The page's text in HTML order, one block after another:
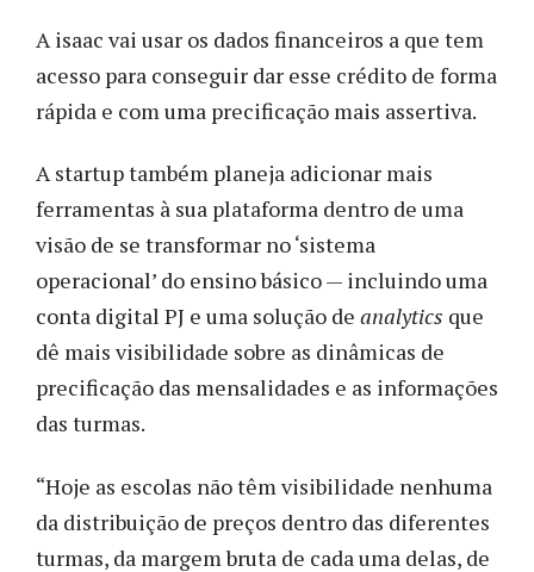
A isaac vai usar os dados financeiros a que tem
acesso para conseguir dar esse crédito de forma
rápida e com uma precificação mais assertiva.
A startup também planeja adicionar mais
ferramentas à sua plataforma dentro de uma
visão de se transformar no ‘sistema
operacional’ do ensino básico — incluindo uma
conta digital PJ e uma solução de analytics que
dê mais visibilidade sobre as dinâmicas de
precificação das mensalidades e as informações
das turmas.
“Hoje as escolas não têm visibilidade nenhuma
da distribuição de preços dentro das diferentes
turmas, da margem bruta de cada uma delas, de